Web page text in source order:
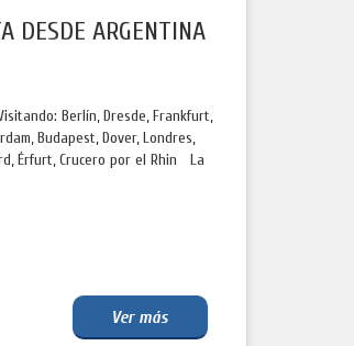
DESDE ARGENTINA
Berlín, Dresde, Frankfurt,
Budapest, Dover, Londres,
Érfurt, Crucero por el Rhin La
Ver más